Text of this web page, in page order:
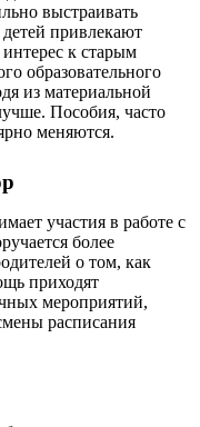
выстраивать
привлекают
к старым
образовательного
из материальной
Пособия, часто
меняются.
участия в работе с
более
о том, как
приходят
мероприятий,
расписания